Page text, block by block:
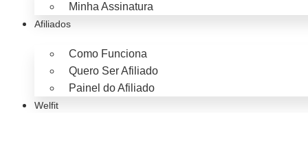
Minha Assinatura
Afiliados
Como Funciona
Quero Ser Afiliado
Painel do Afiliado
Welfit